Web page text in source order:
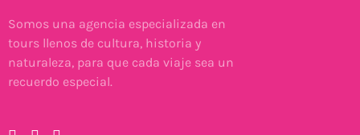
Somos una agencia especializada en
tours llenos de cultura, historia y
naturaleza, para que cada viaje sea un
recuerdo especial.